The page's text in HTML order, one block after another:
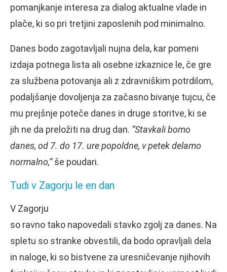
pomanjkanje interesa za dialog aktualne vlade in
plače, ki so pri tretjini zaposlenih pod minimalno.
Danes bodo zagotavljali nujna dela, kar pomeni
izdaja potnega lista ali osebne izkaznice le, če gre
za službena potovanja ali z zdravniškim potrdilom,
podaljšanje dovoljenja za začasno bivanje tujcu, če
mu prejšnje poteče danes in druge storitve, ki se
jih ne da preložiti na drug dan. “Stavkali bomo
danes, od 7. do 17. ure popoldne, v petek delamo
normalno,”še poudari.
Tudi v Zagorju le en dan
V Zagorju
so ravno tako napovedali stavko zgolj za danes. Na
spletu so stranke obvestili, da bodo opravljali dela
in naloge, ki so bistvene za uresničevanje njihovih